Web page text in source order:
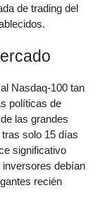
de trading del
Nasdaq-100 tan
políticas de
las grandes
solo 15 días
significativo
debían
recién